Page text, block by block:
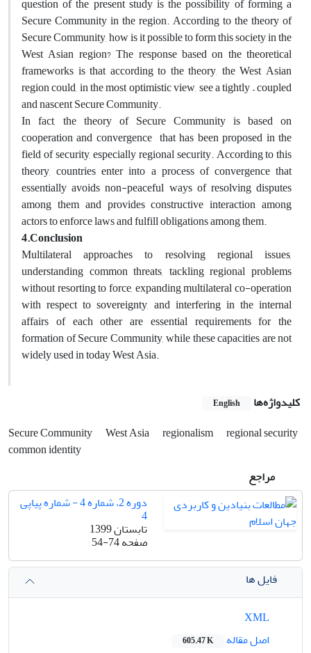
Secure Community in the region. According to the theory of
Secure Community, how is it possible to form this society in the
West Asian region? The response based on the theoretical
frameworks is that according to the theory, the West Asian
region could, in the most optimistic view, see a tightly – coupled
and nascent Secure Community.
In fact, the theory of Secure Community is based on
cooperation and convergence that has been proposed in the
field of security, especially regional security. According to this
theory, countries enter into a process of convergence that
essentially avoids non-peaceful ways of resolving disputes
among them and provides constructive interaction among
actors to enforce laws and fulfill obligations among them.
4.Conclusion
Multilateral approaches to resolving regional issues,
understanding common threats, tackling regional problems
without resorting to force, expanding multilateral co-operation
with respect to sovereignty, and interfering in the internal
affairs of each other are essential requirements for the
formation of Secure Community, while these capacities are not
widely used in today West Asia.
کلیدواژه‌ها English
Secure Community West Asia regionalism
regional security
common identity
مراجع
دوره 2، شماره 4 - شماره پیاپی
4
تابستان 1399
صفحه54-74
فایل ها
اصل مقاله
605.47 K